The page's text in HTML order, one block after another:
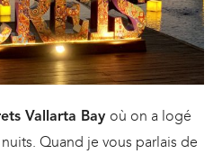
Vallarta Bay où on a logé
Quand je vous parlais de